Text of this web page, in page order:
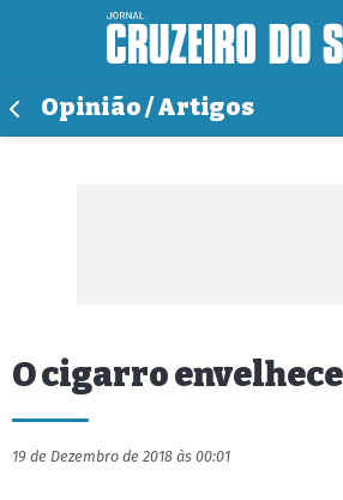
Opinião / Artigos
O cigarro
19 de Dezembro de 2018 às 00:01